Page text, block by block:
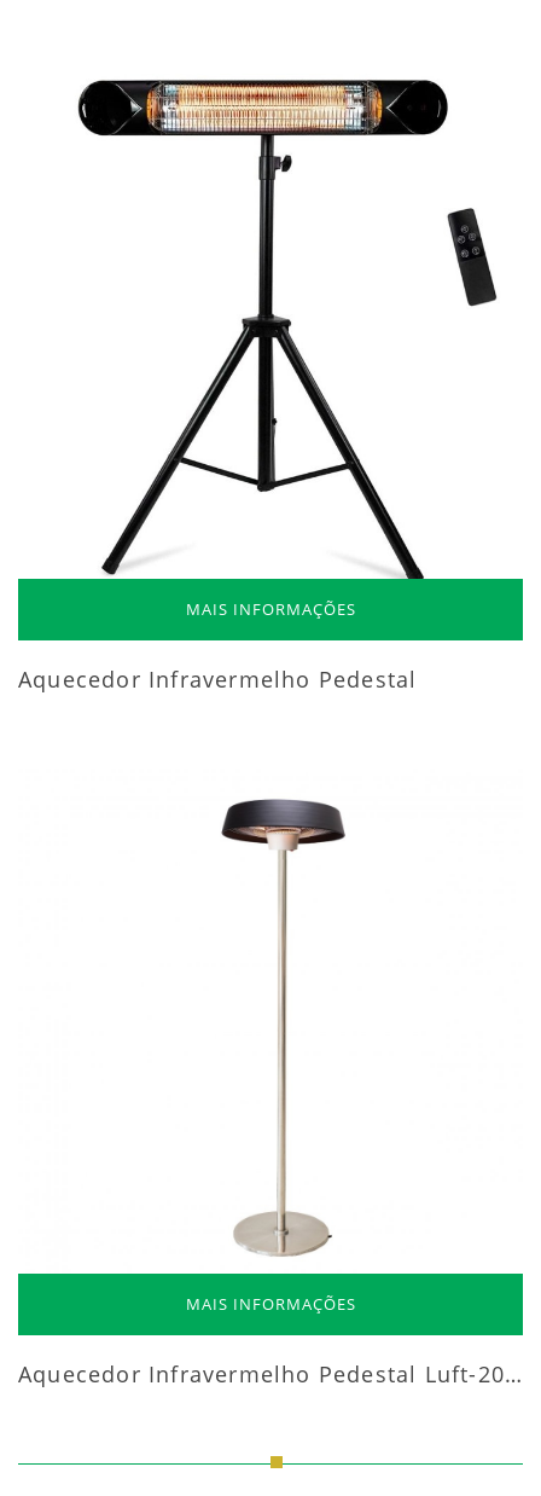
MAIS INFORMAÇÕES
Aquecedor Infravermelho Pedestal
MAIS INFORMAÇÕES
Aquecedor Infravermelho Pedestal Luft-20000